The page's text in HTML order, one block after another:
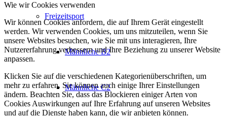
Freizeitsport
Männliche B2
Männliche C2
Wie wir Cookies verwenden
Wir können Cookies anfordern, die auf Ihrem Gerät eingestellt
werden. Wir verwenden Cookies, um uns mitzuteilen, wenn Sie
unsere Websites besuchen, wie Sie mit uns interagieren, Ihre
Nutzererfahrung verbessern und Ihre Beziehung zu unserer Website
anpassen.
Klicken Sie auf die verschiedenen Kategorienüberschriften, um
mehr zu erfahren. Sie können auch einige Ihrer Einstellungen
ändern. Beachten Sie, dass das Blockieren einiger Arten von
Cookies Auswirkungen auf Ihre Erfahrung auf unseren Websites
und auf die Dienste haben kann, die wir anbieten können.